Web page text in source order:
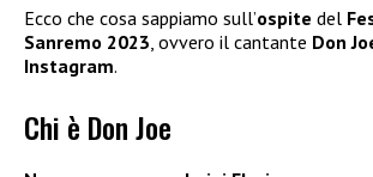
Ecco che cosa sappiamo sull’ospite del
Sanremo 2023, ovvero il cantante Don
Instagram.
Chi è Don Joe